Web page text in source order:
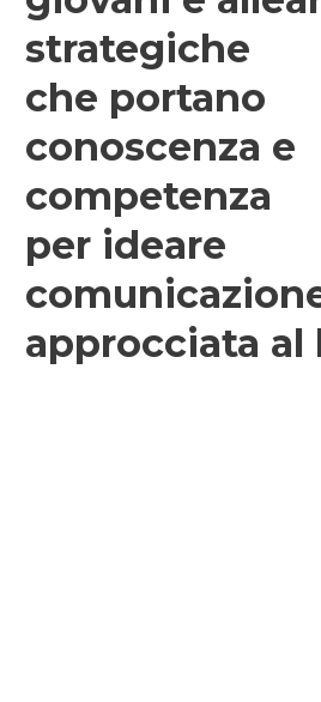
strategiche
che portano
conoscenza e
competenza
per ideare
approcciata al